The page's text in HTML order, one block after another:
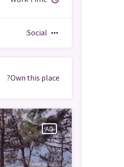
more_horiz
Social:
Own this place?
AD